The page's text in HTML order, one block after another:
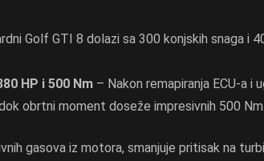
Golf GTI 8 dolazi sa 300 konjskih snaga i
HP i 500 Nm – Nakon remapiranja ECU-a i
obrtni moment doseže impresivnih 500 Nm.
gasova iz motora, smanjuje pritisak na